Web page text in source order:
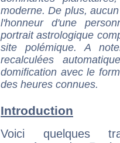
moderne. De plus,
l'honneur d'une
portrait astrologique
site polémique. A
recalculées
domification avec le
des heures connues.
Introduction
Voici quelques